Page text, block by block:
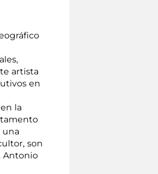
artista
en
la
una
son
Antonio